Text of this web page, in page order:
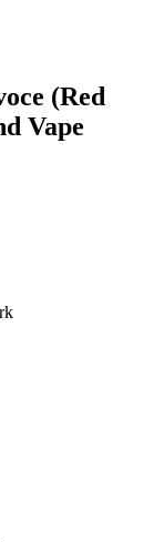
(Red
Vape